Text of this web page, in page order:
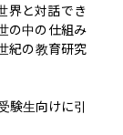
界と対話でき
の中の仕組み
紀の教育研究
験生向けに引